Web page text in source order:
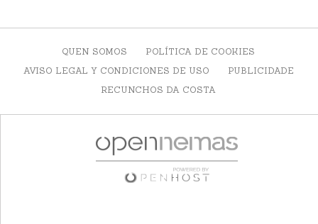
QUEN SOMOS
POLÍTICA DE COOKIES
AVISO LEGAL Y CONDICIONES DE USO
PUBLICIDADE
RECUNCHOS DA COSTA